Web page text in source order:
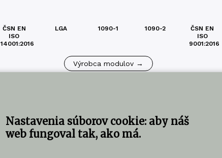
Nastavenia súborov cookie: aby náš
web fungoval tak, ako má.
ČSN EN
ISO
14001:2016
LGA 1090-1 1090-2
ČSN EN
ISO
9001:2016
Výrobca modulov →